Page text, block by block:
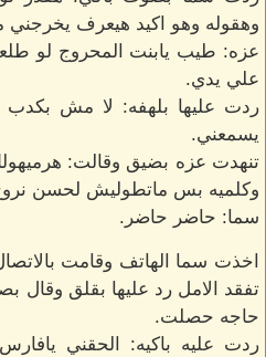
وهقوله وهو اكيد هيعرف يخرجني
عزه: طيب يابنت المحروج لو
علي يدي.
ردت عليها بلهفه: لا مش بكدب
يسمعني.
تنهدت عزه بضيق وقالت:
وكلميه بس ماتطوليش لحسن
سما: حاضر حاضر.
اخذت سما الهاتف وقامت
تفقد الامل رد عليها بقلق
حاجه حصلت.
ردت عليه باكيه: الحقني